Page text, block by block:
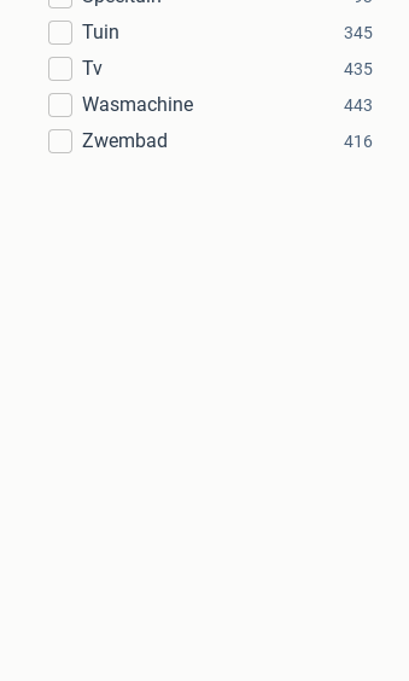
Tuin 345
Tv 435
Wasmachine 443
Zwembad 416